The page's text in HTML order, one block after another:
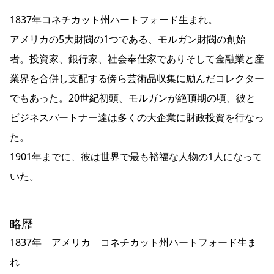
1837年コネチカット州ハートフォード生まれ。
アメリカの5大財閥の1つである、モルガン財閥の創始
者。投資家、銀行家、社会奉仕家でありそして金融業と産
業界を合併し支配する傍ら芸術品収集に励んだコレクター
でもあった。20世紀初頭、モルガンが絶頂期の頃、彼と
ビジネスパートナー達は多くの大企業に財政投資を行なっ
た。
1901年までに、彼は世界で最も裕福な人物の1人になって
いた。
略歴
1837年 アメリカ コネチカット州ハートフォード生ま
れ